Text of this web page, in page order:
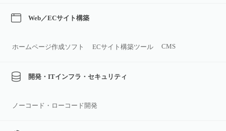
Web／ECサイト構築
ホームページ作成ソフト ECサイト構築ツール CMS
開発・ITインフラ・セキュリティ
ノーコード・ローコード開発